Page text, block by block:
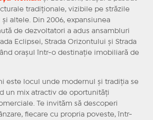
tradiționale, vizibile pe străzile
și altele. Din 2006, expansiunea
de dezvoltatori a adus ansambluri
Eclipsei, Strada Orizontului și Strada
orașul într-o destinație imobiliară de
este locul unde modernul și tradiția se
un mix atractiv de oportunități
Te invităm să descoperi
fiecare cu propria poveste, într-